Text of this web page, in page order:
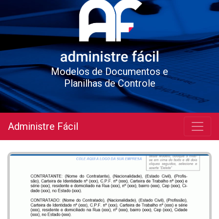
Modelos de Documentos e
Planilhas de Controle
Administre Fácil